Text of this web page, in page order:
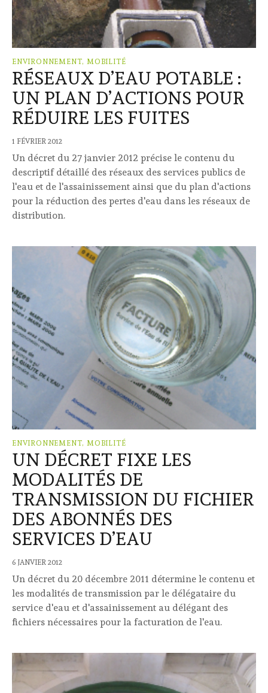
ENVIRONNEMENT, MOBILITÉ
RÉSEAUX D’EAU POTABLE :
UN PLAN D’ACTIONS POUR
RÉDUIRE LES FUITES
1 FÉVRIER 2012
Un décret du 27 janvier 2012 précise le contenu du
descriptif détaillé des réseaux des services publics de
l'eau et de l'assainissement ainsi que du plan d'actions
pour la réduction des pertes d'eau dans les réseaux de
distribution.
ENVIRONNEMENT, MOBILITÉ
UN DÉCRET FIXE LES
MODALITÉS DE
TRANSMISSION DU FICHIER
DES ABONNÉS DES
SERVICES D’EAU
6 JANVIER 2012
Un décret du 20 décembre 2011 détermine le contenu et
les modalités de transmission par le délégataire du
service d'eau et d'assainissement au délégant des
fichiers nécessaires pour la facturation de l'eau.